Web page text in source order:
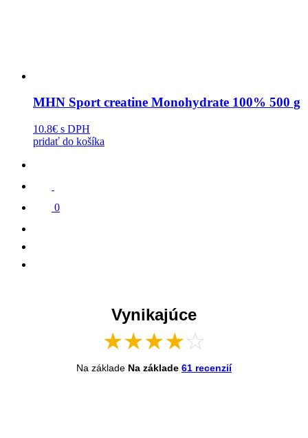
MHN Sport creatine Monohydrate 100% 500 g
10.8€ s DPH
pridať do košíka
0
Vynikajúce
★★★★☆
Na základe Na základe 61 recenzií